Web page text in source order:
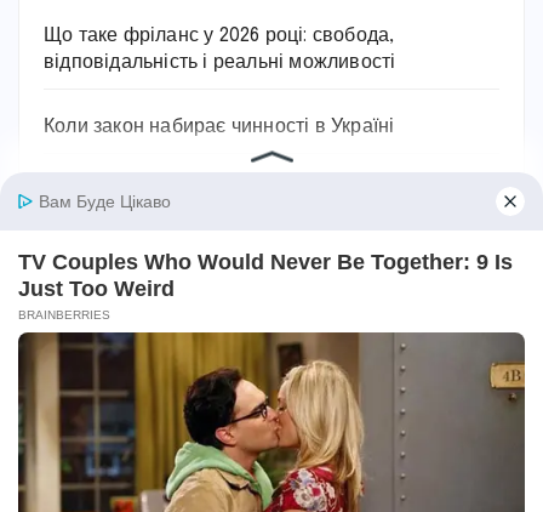
Що таке фріланс у 2026 році: свобода,
відповідальність і реальні можливості
Коли закон набирає чинності в Україні
Скільки районів в Україні: повна картина
сучасного поділу
Мінімалка в Україні 2026: скільки платять, як
змінювалася і на що впливає
Останні коментарі
ОльгадоЯк лікувати пієлонефрит в домашніх
умовах: вичерпний посібник